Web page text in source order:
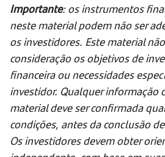
Importante: os instrumentos
neste material podem não ser
os investidores. Este material
consideração os objetivos de
financeira ou necessidades
investidor. Qualquer informação
material deve ser confirmada
condições, antes da conclusão
Os investidores devem obter